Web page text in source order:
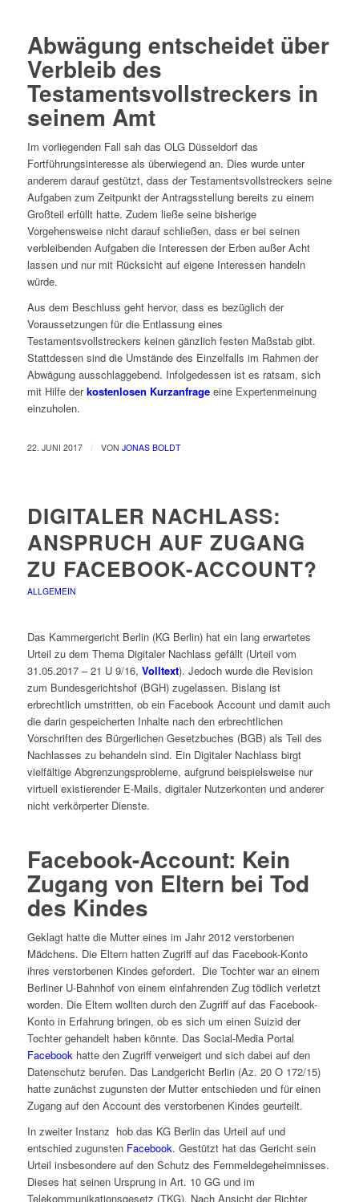
Abwägung entscheidet über
Verbleib des
Testamentsvollstreckers in
seinem Amt
Im vorliegenden Fall sah das OLG Düsseldorf das
Fortführungsinteresse als überwiegend an. Dies wurde unter
anderem darauf gestützt, dass der Testamentsvollstreckers seine
Aufgaben zum Zeitpunkt der Antragsstellung bereits zu einem
Großteil erfüllt hatte. Zudem ließe seine bisherige
Vorgehensweise nicht darauf schließen, dass er bei seinen
verbleibenden Aufgaben die Interessen der Erben außer Acht
lassen und nur mit Rücksicht auf eigene Interessen handeln
würde.
Aus dem Beschluss geht hervor, dass es bezüglich der
Voraussetzungen für die Entlassung eines
Testamentsvollstreckers keinen gänzlich festen Maßstab gibt.
Stattdessen sind die Umstände des Einzelfalls im Rahmen der
Abwägung ausschlaggebend. Infolgedessen ist es ratsam, sich
mit Hilfe derkostenlosen Kurzanfrageeine Expertenmeinung
einzuholen.
22. JUNI 2017 / VON JONAS BOLDT
DIGITALER NACHLASS:
ANSPRUCH AUF ZUGANG
ZU FACEBOOK-ACCOUNT?
ALLGEMEIN
Das Kammergericht Berlin (KG Berlin) hat ein lang erwartetes
Urteil zu dem Thema Digitaler Nachlass gefällt (Urteil vom
31.05.2017 – 21 U 9/16, Volltext). Jedoch wurde die Revision
zum Bundesgerichtshof (BGH) zugelassen. Bislang ist
erbrechtlich umstritten, ob ein Facebook Account und damit auch
die darin gespeicherten Inhalte nach den erbrechtlichen
Vorschriften des Bürgerlichen Gesetzbuches (BGB) als Teil des
Nachlasses zu behandeln sind. Ein Digitaler Nachlass birgt
vielfältige Abgrenzungsprobleme, aufgrund beispielsweise nur
virtuell existierender E-Mails, digitaler Nutzerkonten und anderer
nicht verkörperter Dienste.
Facebook-Account: Kein
Zugang von Eltern bei Tod
des Kindes
Geklagt hatte die Mutter eines im Jahr 2012 verstorbenen
Mädchens. Die Eltern hatten Zugriff auf das Facebook-Konto
ihres verstorbenen Kindes gefordert. Die Tochter war an einem
Berliner U-Bahnhof von einem einfahrenden Zug tödlich verletzt
worden. Die Eltern wollten durch den Zugriff auf das Facebook-
Konto in Erfahrung bringen, ob es sich um einen Suizid der
Tochter gehandelt haben könnte. Das Social-Media Portal
Facebookhatte den Zugriff verweigert und sich dabei auf den
Datenschutz berufen. Das Landgericht Berlin (Az. 20 O 172/15)
hatte zunächst zugunsten der Mutter entschieden und für einen
Zugang auf den Account des verstorbenen Kindes geurteilt.
In zweiter Instanz hob das KG Berlin das Urteil auf und
entschied zugunsten Facebook. Gestützt hat das Gericht sein
Urteil insbesondere auf den Schutz des Fernmeldegeheimnisses.
Dieses hat seinen Ursprung in Art. 10 GG und im
Telekommunikationsgesetz (TKG). Nach Ansicht der Richter